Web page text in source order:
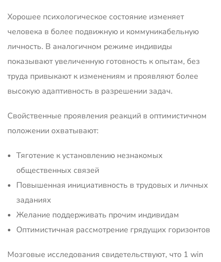
Хорошее психологическое состояние изменяет
человека в более подвижную и коммуникабельную
личность. В аналогичном режиме индивиды
показывают увеличенную готовность к опытам, без
труда привыкают к изменениям и проявляют более
высокую адаптивность в разрешении задач.
Свойственные проявления реакций в оптимистичном
положении охватывают:
Тяготение к установлению незнакомых
общественных связей
Повышенная инициативность в трудовых и личных
заданиях
Желание поддерживать прочим индивидам
Оптимистичная рассмотрение грядущих горизонтов
Мозговые исследования свидетельствуют, что 1 win